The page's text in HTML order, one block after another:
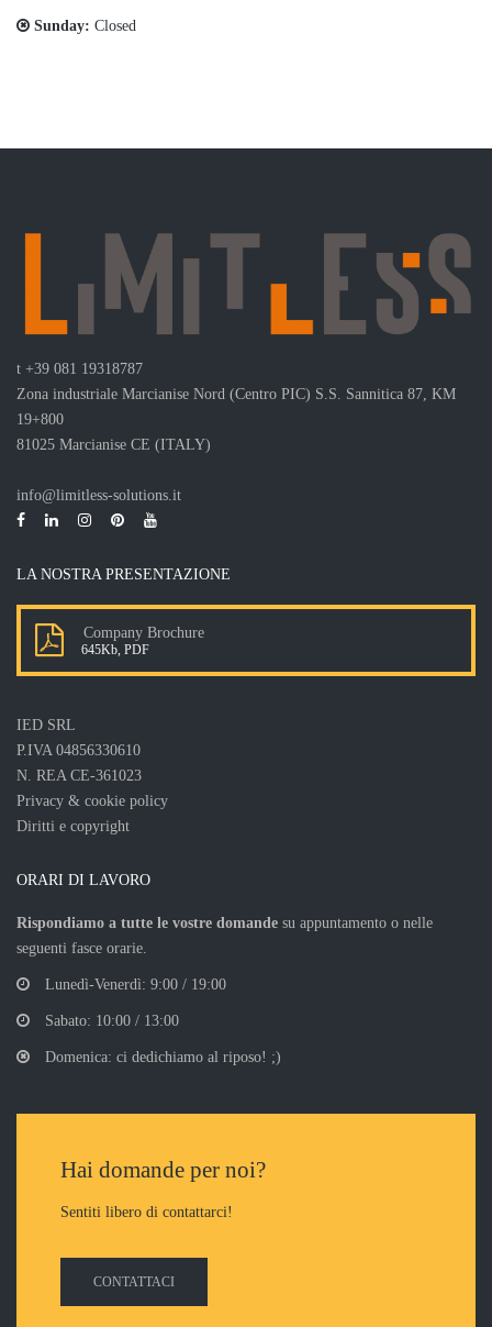
Sunday: Closed
t +39 081 19318787
Zona industriale Marcianise Nord (Centro PIC) S.S. Sannitica 87, KM
19+800
81025 Marcianise CE (ITALY)
info@limitless-solutions.it
LA NOSTRA PRESENTAZIONE
Company Brochure
645Kb, PDF
IED SRL
P.IVA 04856330610
N. REA CE-361023
Privacy & cookie policy
Diritti e copyright
ORARI DI LAVORO
Rispondiamo a tutte le vostre domande su appuntamento o nelle
seguenti fasce orarie.
Lunedì-Venerdì: 9:00 / 19:00
Sabato: 10:00 / 13:00
Domenica: ci dedichiamo al riposo! ;)
Hai domande per noi?
Sentiti libero di contattarci!
CONTATTACI